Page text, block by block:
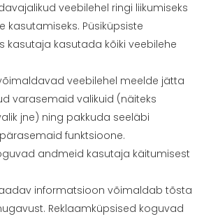
veebilehel ringi liikumiseks
kasutamiseks. Püsiküpsiste
kasutaja kasutada kõiki veebilehe
veebilehel meelde jätta
varasemaid valikuid (näiteks
jne) ning pakkuda seeläbi
funktsioone.
andmeid kasutaja käitumisest
informatsioon võimaldab tõsta
Reklaamküpsised koguvad